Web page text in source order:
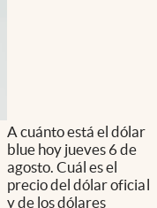
A cuánto está el dólar
blue hoy jueves 6 de
agosto. Cuál es el
precio del dólar oficial
y de los dólares